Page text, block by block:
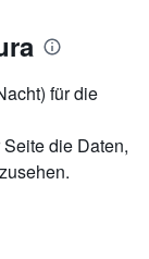
für die
die Daten,